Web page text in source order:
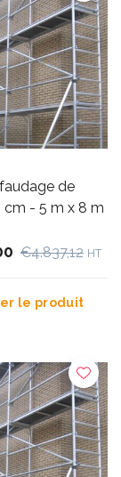
de
cm - 5 m x 8 m
€4.837,12 HT
le produit